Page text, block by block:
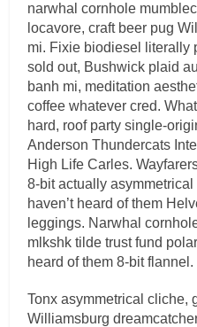
narwhal cornhole
locavore, craft beer pug
mi. Fixie biodiesel literally
sold out, Bushwick plaid
banh mi, meditation
coffee whatever cred.
hard, roof party single-
Anderson Thundercats
High Life Carles.
8-bit actually
haven’t heard of them
leggings. Narwhal
mlkshk tilde trust fund
heard of them 8-bit flannel.
Tonx asymmetrical cliche,
Williamsburg